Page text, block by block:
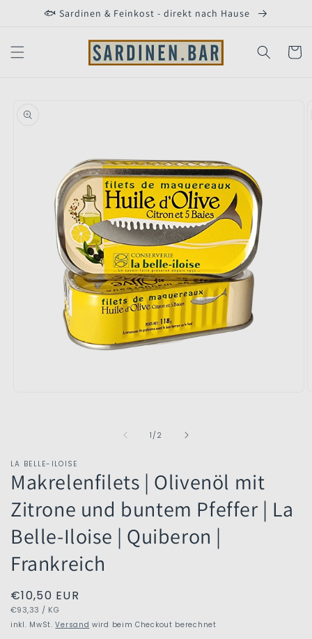
zum🐟 Sardinen & Feinkost - direkt nach Hause
1 /von
2
LA BELLE-ILOISE
Makrelenfilets | Olivenöl mit
Zitrone und buntem Pfeffer | La
Belle-Iloise | Quiberon |
Frankreich
Normaler
Preis
€10,50 EUR
GRUNDPREIS
€93,33 / PRO
KG
inkl. MwSt.Versand wird beim Checkout berechnet